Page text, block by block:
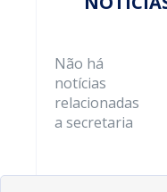
Não há
notícias
relacionadas
a secretaria